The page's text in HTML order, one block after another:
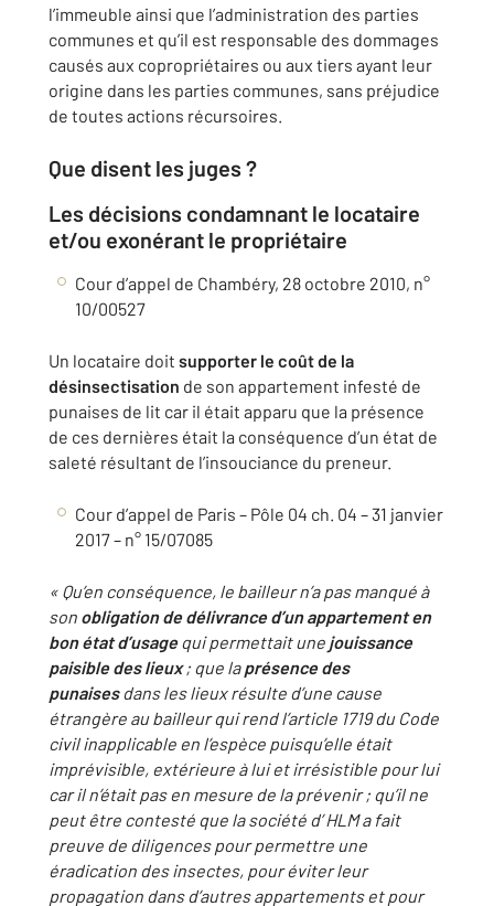
l’immeuble ainsi que l’administration des parties
communes et qu’il est responsable des dommages
causés aux copropriétaires ou aux tiers ayant leur
origine dans les parties communes, sans préjudice
de toutes actions récursoires.
Que disent les juges ?
Les décisions condamnant le locataire
et/ou exonérant le propriétaire
Cour d’appel de Chambéry, 28 octobre 2010, n°
10/00527
Un locataire doit supporter le coût de la
désinsectisation de son appartement infesté de
punaises de lit car il était apparu que la présence
de ces dernières était la conséquence d’un état de
saleté résultant de l’insouciance du preneur.
Cour d’appel de Paris – Pôle 04 ch. 04 – 31 janvier
2017 – n° 15/07085
« Qu’en conséquence, le bailleur n’a pas manqué à
son obligation de délivrance d’un appartement en
bon état d’usagequi permettait une jouissance
paisible des lieux; que laprésence des
punaisesdans les lieux résulte d’une cause
étrangère au bailleur qui rend l’article 1719 du Code
civil inapplicable en l’espèce puisqu’elle était
imprévisible, extérieure à lui et irrésistible pour lui
car il n’était pas en mesure de la prévenir; qu’il ne
peut être contesté que la société d’ HLM a fait
preuve de diligences pour permettre une
éradication des insectes, pour éviter leur
propagation dans d’autres appartements et pour